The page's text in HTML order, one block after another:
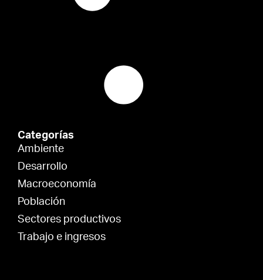
Categorías
Ambiente
Desarrollo
Macroeconomía
Población
Sectores productivos
Trabajo e ingresos